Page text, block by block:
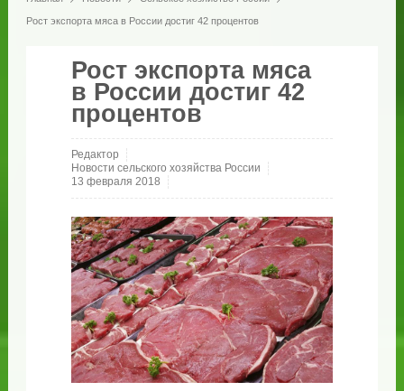
Рост экспорта мяса в России достиг 42 процентов
Рост экспорта мяса
в России достиг 42
процентов
Редактор
Новости сельского хозяйства России
13 февраля 2018